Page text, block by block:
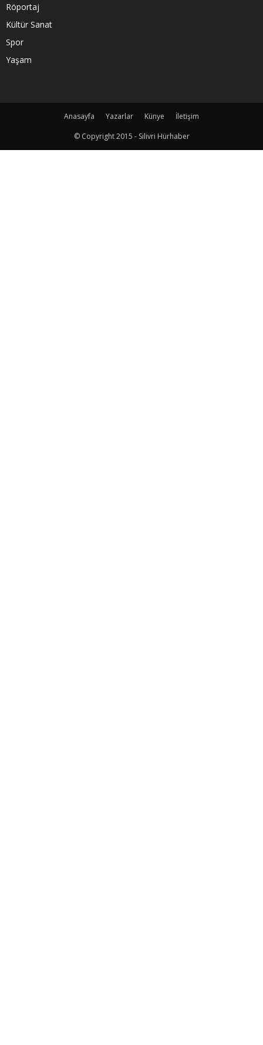
Röportaj
Kültür Sanat
Spor
Yaşam
Anasayfa Yazarlar Künye
İletişim
© Copyright 2015 - Silivri Hürhaber